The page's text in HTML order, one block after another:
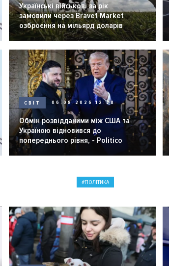
Українські військові за рік
замовили через Brave1 Market
озброєння на мільярд доларів
СВІТ 06.08.2026 12:28
Обмін розвідданими між США та
Україною відновився до
попереднього рівня, - Politico
ПОЛІТИКА